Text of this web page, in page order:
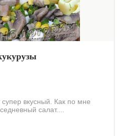
супер вкусный. Как по мне
салат....